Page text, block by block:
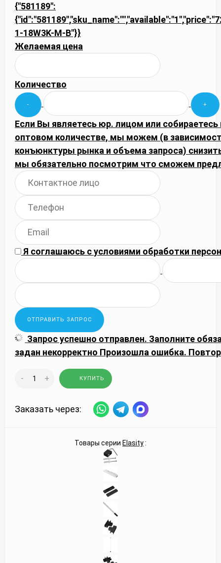
{"581189":
1-18W3K-M-B"}}
Желаемая цена
Количество
Если Вы являетесь юр. лицом или собираетесь
оптовом количестве, мы можем (в
конъюнктуры рынка и объема запроса)
мы обязательно посмотрим что сможем
Я соглашаюсь сусловиями обработки
Запрос успешно отправлен. Заполните
задан некорректно Произошла ошибка.
- + КУПИТЬ
Заказать через:
Товары серии Elasity: